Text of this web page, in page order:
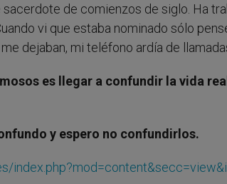
de comienzos de siglo. Ha
vi que estaba nominado sólo
dejaban, mi teléfono ardía de
es llegar a confundir la vida
y espero no confundirlos.